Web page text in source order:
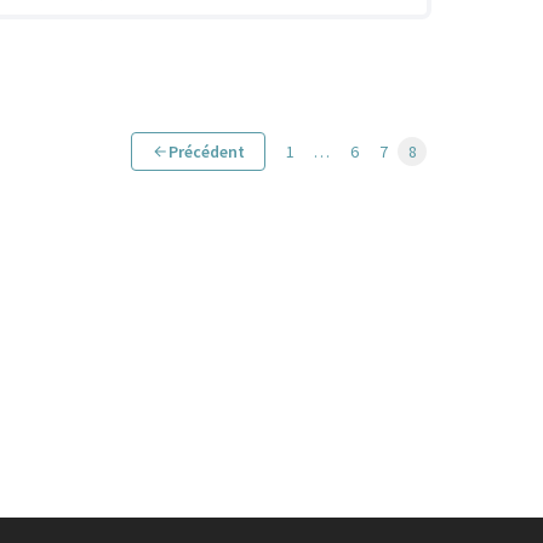
Précédent 1 … 6 7 8